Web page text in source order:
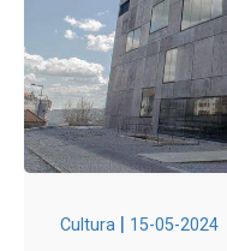
Cultura | 15-05-2024